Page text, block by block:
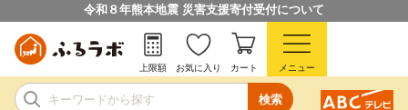
令和８年熊本地震 災害支援寄付受付について
検索
上限額 お気に入り カート メニュー